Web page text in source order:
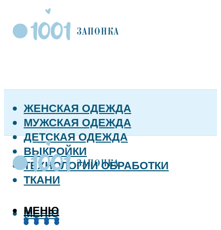
ЖЕНСКАЯ ОДЕЖДА
МУЖСКАЯ ОДЕЖДА
ДЕТСКАЯ ОДЕЖДА
ВЫКРОЙКИ
ТЕХНОЛОГИИ ОБРАБОТКИ
ТКАНИ
МЕНЮ
МЕНЮ